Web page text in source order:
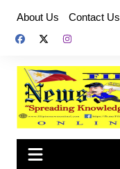
content
About Us Contact Us